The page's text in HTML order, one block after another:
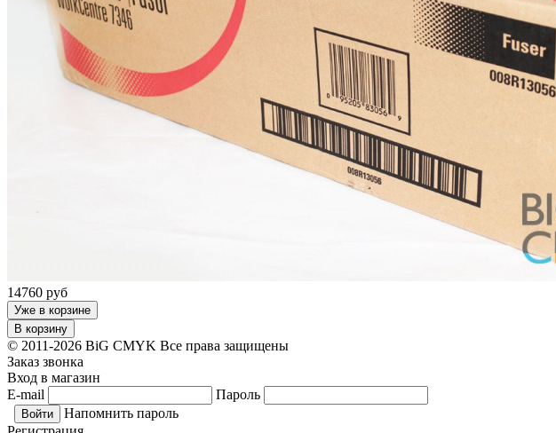
14760 руб
Уже в корзине
В корзину
© 2011-2026 BiG CMYK Все права защищены
Заказ звонка
Вход в магазин
E-mail
Пароль
Напомнить пароль